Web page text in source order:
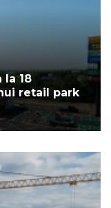
la 18
retail park